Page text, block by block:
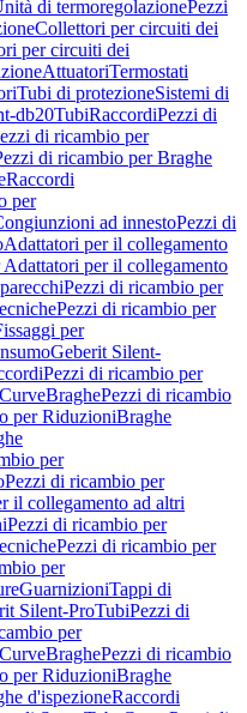
di termoregolazionePezzi
Collettori per circuiti dei
per circuiti dei
AttuatoriTermostati
Tubi di protezioneSistemi di
db20TubiRaccordiPezzi di
di ricambio per
di ricambio per Braghe
Raccordi
per
ad innestoPezzi di
Adattatori per il collegamento
per il collegamento
Pezzi di ricambio per
Pezzi di ricambio per
per
Geberit Silent-
Pezzi di ricambio per
BraghePezzi di ricambio
per RiduzioniBraghe
per
Pezzi di ricambio per
il collegamento ad altri
Pezzi di ricambio per
Pezzi di ricambio per
per
GuarnizioniTappi di
Silent-ProTubiPezzi di
per
BraghePezzi di ricambio
per RiduzioniBraghe
d'ispezioneRaccordi